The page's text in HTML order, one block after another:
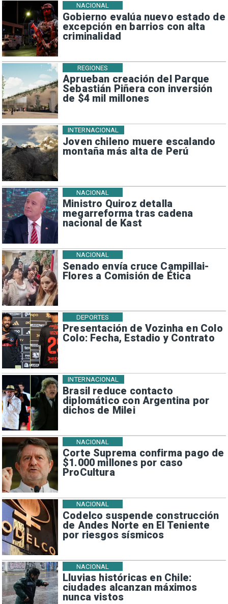
Gobierno evalúa nuevo estado de
excepción en barrios con alta
criminalidad
NACIONAL
Aprueban creación del Parque
Sebastián Piñera con inversión
de $4 mil millones
REGIONES
Joven chileno muere escalando
montaña más alta de Perú
INTERNACIONAL
Ministro Quiroz detalla
megarreforma tras cadena
nacional de Kast
NACIONAL
Senado envía cruce Campillai-
Flores a Comisión de Ética
NACIONAL
Presentación de Vozinha en Colo
Colo: Fecha, Estadio y Contrato
DEPORTES
Brasil reduce contacto
diplomático con Argentina por
dichos de Milei
INTERNACIONAL
Corte Suprema confirma pago de
$1.000 millones por caso
ProCultura
NACIONAL
Codelco suspende construcción
de Andes Norte en El Teniente
por riesgos sísmicos
NACIONAL
Lluvias históricas en Chile:
ciudades alcanzan máximos
nunca vistos
NACIONAL